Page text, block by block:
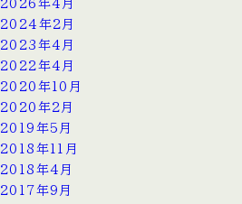
2026年4月
2024年2月
2023年4月
2022年4月
2020年10月
2020年2月
2019年5月
2018年11月
2018年4月
2017年9月